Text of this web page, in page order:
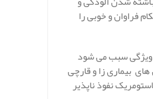
فراوان و خوبی را
ویژگی سبب می شود
بیماری زا و قارچی
نفوذ ناپذیر